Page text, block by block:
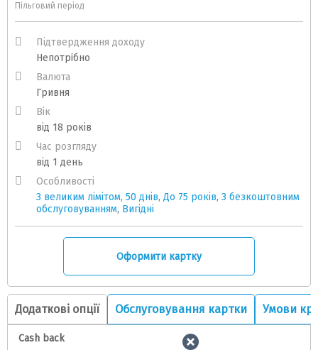
Пільговий період
Підтвердження доходу
Непотрiбно
Валюта
Гривня
Вік
від 18 років
Час розгляду
від 1 день
Особливості
З великим лімітом, 50 днів, До 75 років, З безкоштовним
обслуговуванням, Вигідні
Оформити картку
Додаткові опції Обслуговування картки Умови
Cash back